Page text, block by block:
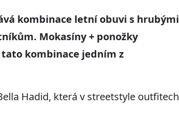
kombinace letní obuvi s hrubými
Mokasíny + ponožky
kombinace jedním z
Hadid, která v streetstyle outfitech